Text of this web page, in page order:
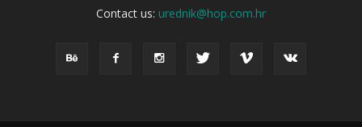
Contact us: urednik@hop.com.hr